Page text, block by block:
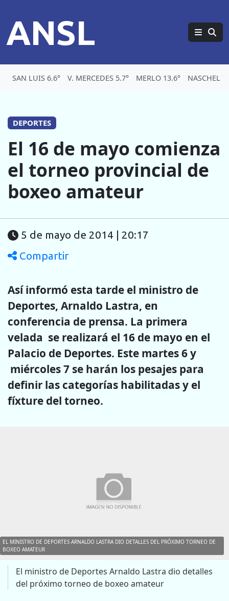
ANSL
SAN LUIS 6.6° V. MERCEDES 5.7° MERLO 13.6° NASCHEL 7°
DEPORTES
El 16 de mayo comienza
el torneo provincial de
boxeo amateur
5 de mayo de 2014 | 20:17
Compartir
Así informó esta tarde el ministro de
Deportes, Arnaldo Lastra, en
conferencia de prensa. La primera
velada se realizará el 16 de mayo en el
Palacio de Deportes. Este martes 6 y
miércoles 7 se harán los pesajes para
definir las categorías habilitadas y el
fíxture del torneo.
EL MINISTRO DE DEPORTES ARNALDO LASTRA DIO DETALLES DEL PRÓXIMO TORNEO DE
BOXEO AMATEUR
El ministro de Deportes Arnaldo Lastra dio detalles
del próximo torneo de boxeo amateur